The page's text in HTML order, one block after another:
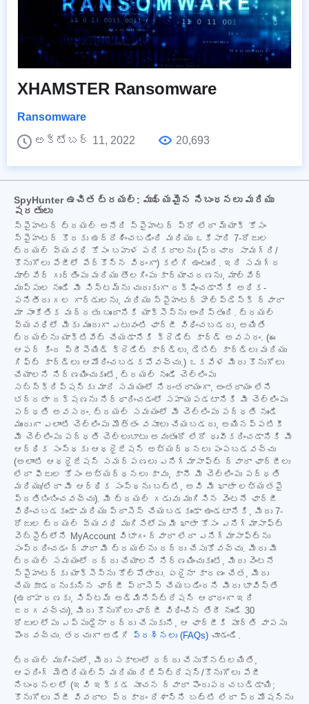
XHAMSTER Ransomware
Ransomware
అక్టోబర్ 11, 2022
20,693
SpyHunter ఉచిత ట్రయల్: ముఖ్యమైన నిబంధనలు మరియు
షరతులు
స్పైహంటర్ ట్రయల్ అనేది స్పైహంటర్ ప్రో లేదా మ్యాక్ కోసం
స్పైహంటర్ కొరకు ఉద్దేశించబడింది మరియు ఒకేసారి 7-రోజుల
ట్రయల్ వ్యవధి కోసం బహుళ పరికరాలను (ప్రచార సామగ్రి/
కొనుగోలు పేజీలో పేర్కొన్న విధంగా) కలిగి ఉంటుంది. ఇది సమగ్ర
మాల్వేర్ గుర్తింపు మరియు తొలగింపు కార్యాచరణను, మాల్వేర్
ముప్పుల నుండి మీ సిస్టమ్‌ను చురుకుగా రక్షించడానికి అధిక-
పనితీరు గల గార్డులను, మరియు స్పైహంటర్ హెల్ప్‌డెస్క్ ద్వారా
మా సాంకేతిక మద్దతు బృందానికి యాక్సెస్‌ను అందిస్తుంది. ట్రయల్
వ్యవధిలో మీకు ముందుగా ఎటువంటి ఛార్జీ విధించబడదు, అయితే
ట్రయల్‌ను యాక్టివేట్ చేయడానికి క్రెడిట్ కార్డ్ అవసరం. (ఈ
ఆఫర్ కింద ప్రీపెయిడ్ క్రెడిట్ కార్డ్‌లు, డెబిట్ కార్డ్‌లు మరియు
గిఫ్ట్ కార్డ్‌లు ఆమోదించబడకపోవచ్చు.) ఒకవేళ మీరు కొనుగోలు
చేయాలని నిర్ణయించుకుంటే, ట్రయల్ నుండి చెల్లింపు
సబ్‌స్క్రిప్షన్‌కు మారే సమయంలో నిరంతరాయంగా, అంతరాయం లేని
భద్రతా రక్షణను నిర్ధారించడంలో సహాయపడటానికి మీ చెల్లింపు
పద్ధతి అవసరం. ట్రయల్ సమయంలో మీ చెల్లింపు పద్ధతి నుండి
ముందుగా ఎలాంటి చెల్లింపు మొత్తం వసూలు చేయబడదు, అయినప్పటికీ
మీ చెల్లింపు పద్ధతి చెల్లుబాటు అవుతుందో లేదో ధృవీకరించడానికి మీ
ఆర్థిక సంస్థకు ఆథరైజేషన్ అభ్యర్థనలు పంపబడవచ్చు
(అలాంటి ఆథరైజేషన్ సమర్పణలు ఎనిగ్మాసాఫ్ట్ ద్వారా ఛార్జీలు
లేదా ఫీజుల కోసం అభ్యర్థనలు కావు, కానీ మీ చెల్లింపు పద్ధతి
మరియు/లేదా మీ ఆర్థిక సంస్థను బట్టి, అవి మీ ఖాతా లభ్యతపై
ప్రతిబింబించవచ్చు). మీ ట్రయల్ గడువు ముగిసిన వెంటనే ఛార్జీ
విధించబడకుండా మరియు ప్రాసెస్ చేయబడకుండా ఉండటానికి, మీరు 7-
రోజుల ట్రయల్ వ్యవధి ముగిసేలోపు మీ ఖాతా కోసం ఎనిగ్మాసాఫ్ట్
వెబ్‌సైట్‌లోని MyAccount విభాగం ద్వారా లేదా ఎనిగ్మాసాఫ్ట్‌ను
సంప్రదించడం ద్వారా మీ ట్రయల్‌ను రద్దు చేసుకోవచ్చు. మీరు మీ
ట్రయల్ సమయంలో రద్దు చేయాలని నిర్ణయించుకుంటే, మీరు వెంటనే
స్పైహంటర్‌కు యాక్సెస్‌ను కోల్పోతారు. ఏదైనా కారణం చేత, మీరు
చేయకూడదనుకున్న ఛార్జీ ప్రాసెస్ చేయబడిందని మీరు భావిస్తే
(ఉదాహరణకు, సిస్టమ్ అడ్మినిస్ట్రేషన్ ఆధారంగా ఇది
జరగవచ్చు), మీరు కొనుగోలు ఛార్జీ విధించిన తేదీ నుండి 30
రోజులలోపు ఎప్పుడైనా రద్దు చేసుకుని, ఆ ఛార్జీకి పూర్తి వాపసు
పొందవచ్చు. తరచుగా అడిగే
ప్రశ్నలు (FAQs) చూడండి.
ట్రయల్ ముగింపులో, మీరు సకాలంలో రద్దు చేసుకోనట్లయితే,
ఆఫరింగ్ మెటీరియల్స్ మరియు రిజిస్ట్రేషన్/కొనుగోలు పేజీ
నిబంధనలలో (ఇవి ఇక్కడ సూచన ద్వారా పొందుపరచబడ్డాయి;
కొనుగోలు పేజీ వివరాల ప్రకారం దేశాన్ని బట్టి లేదా ప్రమోషన్‌ను